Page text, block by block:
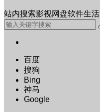
站内搜索影视网盘软件生活
百度
搜狗
Bing
神马
Google